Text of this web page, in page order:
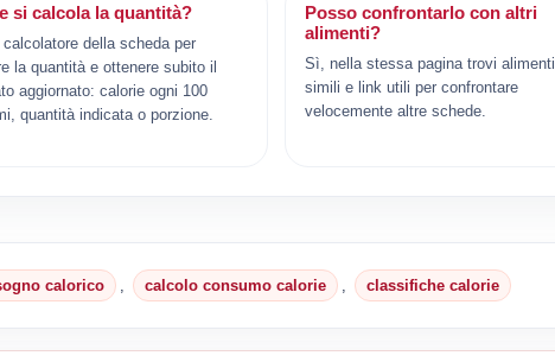
si calcola la quantità?
calcolatore della scheda per
la quantità e ottenere subito il
aggiornato: calorie ogni 100
quantità indicata o porzione.
Posso confrontarlo con altri
alimenti?
Sì, nella stessa pagina trovi alimenti
simili e link utili per confrontare
velocemente altre schede.
calorico calcolo consumo calorie classifiche calorie